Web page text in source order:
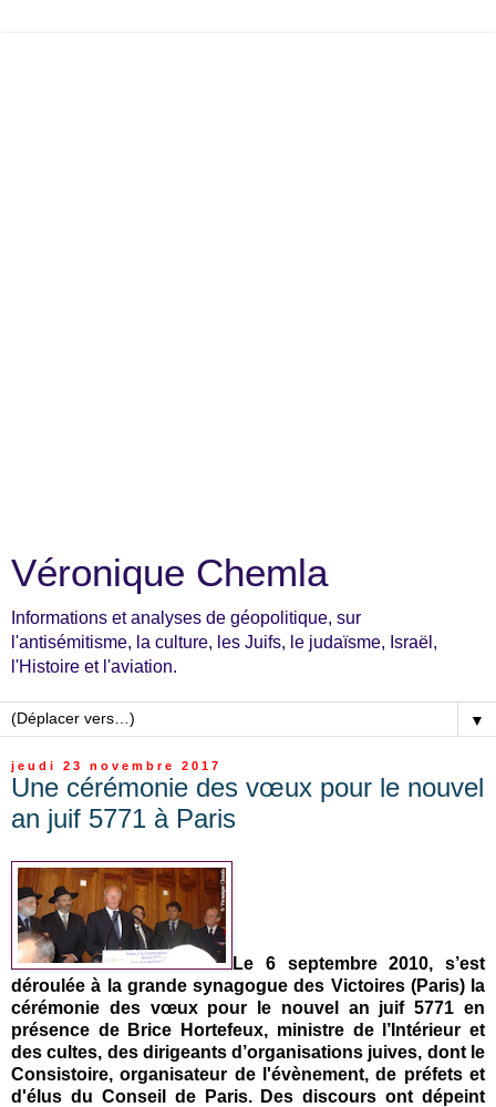
Véronique Chemla
Informations et analyses de géopolitique, sur
l'antisémitisme, la culture, les Juifs, le judaïsme, Israël,
l'Histoire et l'aviation.
▼
jeudi 23 novembre 2017
Une cérémonie des vœux pour le nouvel
an juif 5771 à Paris
Le 6 septembre 2010, s’est
déroulée à la grande synagogue des Victoires (Paris) la
cérémonie des vœux pour le nouvel an juif 5771 en
présence de Brice Hortefeux, ministre de l’Intérieur et
des cultes, des dirigeants d’organisations juives, dont le
Consistoire, organisateur de l'évènement, de préfets et
d'élus du Conseil de Paris. Des discours ont dépeint